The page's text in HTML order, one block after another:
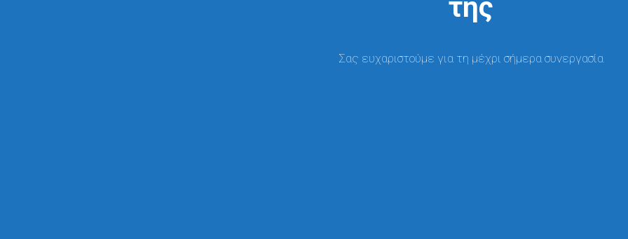
της
Σας ευχαριστούμε για τη μέχρι σήμερα συνεργασία